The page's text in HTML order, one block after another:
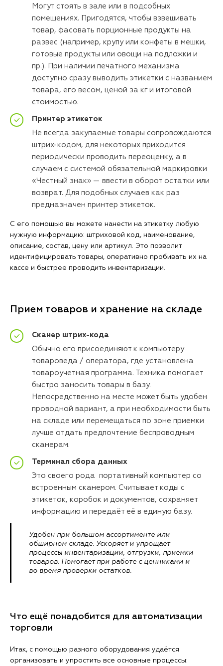
Могут стоять в зале или в подсобных
помещениях. Пригодятся, чтобы взвешивать
товар, фасовать порционные продукты на
развес (например, крупу или конфеты в мешки,
готовые продукты или овощи на подложки и
пр.). При наличии печатного механизма
доступно сразу выводить этикетки с названием
товара, его весом, ценой за кг и итоговой
стоимостью.
Принтер этикеток
Не всегда закупаемые товары сопровождаются
штрих-кодом, для некоторых приходится
периодически проводить переоценку, а в
случаем с системой обязательной маркировки
«Честный знак» — ввести в оборот остатки или
возврат. Для подобных случаев как раз
предназначен принтер этикеток.
С его помощью вы можете нанести на этикетку любую
нужную информацию: штриховой код, наименование,
описание, состав, цену или артикул. Это позволит
идентифицировать товары, оперативно пробивать их на
кассе и быстрее проводить инвентаризации.
Прием товаров и хранение на складе
Сканер штрих-кода
Обычно его присоединяют к компьютеру
товароведа / оператора, где установлена
товароучетная программа. Техника помогает
быстро заносить товары в базу.
Непосредственно на месте может быть удобен
проводной вариант, а при необходимости быть
на складе или перемещаться по зоне приемки
лучше отдать предпочтение беспроводным
сканерам.
Терминал сбора данных
Это своего рода портативный компьютер со
встроенным сканером. Считывает коды с
этикеток, коробок и документов, сохраняет
информацию и передаёт её в единую базу.
Удобен при большом ассортименте или
обширном складе. Ускоряет и упрощает
процессы инвентаризации, отгрузки, приемки
товаров. Помогает при работе с ценниками и
во время проверки остатков.
Что ещё понадобится для автоматизации
торговли
Итак, с помощью разного оборудования удаётся
организовать и упростить все основные процессы: